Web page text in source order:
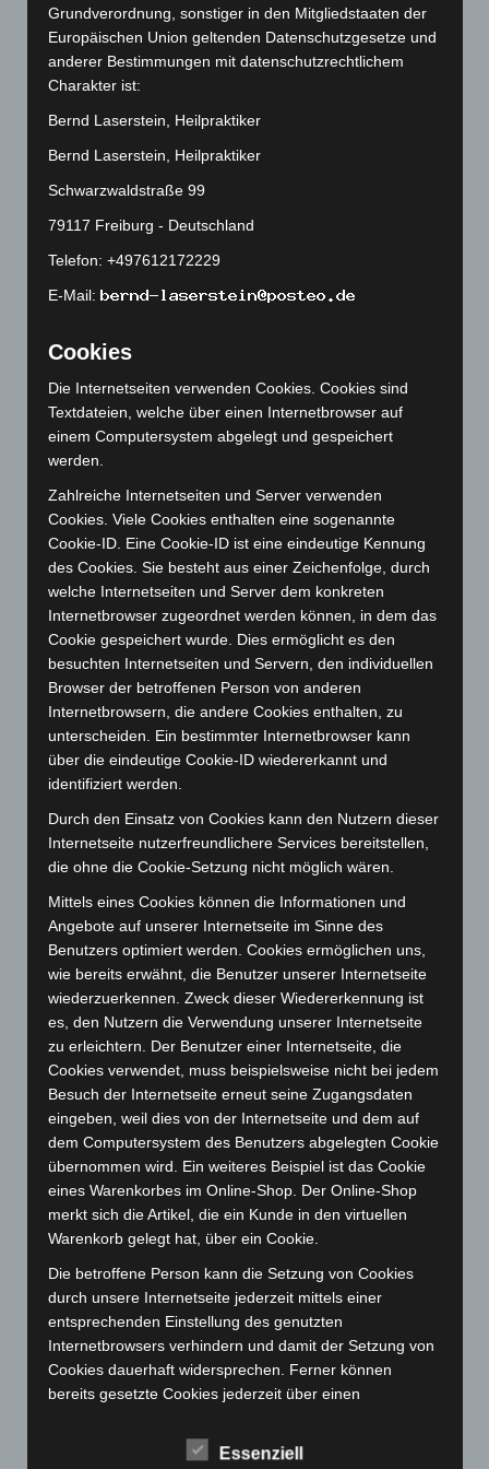
Dezember 2020
November 2020
September 2020
November 2019
Oktober 2019
August 2019
Juli 2019
Juni 2019
Februar 2019
Januar 2019
Dezember 2018
Oktober 2018
Juli 2018
Juni 2018
Mai 2018
April 2018
Februar 2018
Dezember 2017
November 2017
Abwehrmechanismen Achtsamkeit Berührung
Bindungstheorie Embodiment Empathie Entwicklung
Entwicklungspsychologie Epigenetik Erzählen
Klima Klimakrise
Kommunikation
Kriegsenkel Kriegsenkelgruppe
Körperorientierte Psychotherapie
Körperpsychotherapie Leiblichkeit
Mentalisierung
Mitgefühl Musik Neurobiologie
Neuroplastizität Phänomenologie Psyche Psychiatrie
Psychoanalyse Psychosomatik
Psychotherapie
Sprache Synchronie
Grundverordnung, sonstiger in den Mitgliedstaaten der
Europäischen Union geltenden Datenschutzgesetze und
anderer Bestimmungen mit datenschutzrechtlichem
Charakter ist:
Bernd Laserstein, Heilpraktiker
Bernd Laserstein, Heilpraktiker
Schwarzwaldstraße 99
79117 Freiburg - Deutschland
Telefon: +497612172229
E-Mail:
Cookies
Die Internetseiten verwenden Cookies. Cookies sind
Textdateien, welche über einen Internetbrowser auf
einem Computersystem abgelegt und gespeichert
werden.
Zahlreiche Internetseiten und Server verwenden
Cookies. Viele Cookies enthalten eine sogenannte
Cookie-ID. Eine Cookie-ID ist eine eindeutige Kennung
des Cookies. Sie besteht aus einer Zeichenfolge, durch
welche Internetseiten und Server dem konkreten
Internetbrowser zugeordnet werden können, in dem das
Cookie gespeichert wurde. Dies ermöglicht es den
besuchten Internetseiten und Servern, den individuellen
Browser der betroffenen Person von anderen
Internetbrowsern, die andere Cookies enthalten, zu
unterscheiden. Ein bestimmter Internetbrowser kann
über die eindeutige Cookie-ID wiedererkannt und
identifiziert werden.
Durch den Einsatz von Cookies kann den Nutzern dieser
Internetseite nutzerfreundlichere Services bereitstellen,
die ohne die Cookie-Setzung nicht möglich wären.
Mittels eines Cookies können die Informationen und
Angebote auf unserer Internetseite im Sinne des
Benutzers optimiert werden. Cookies ermöglichen uns,
wie bereits erwähnt, die Benutzer unserer Internetseite
wiederzuerkennen. Zweck dieser Wiedererkennung ist
es, den Nutzern die Verwendung unserer Internetseite
zu erleichtern. Der Benutzer einer Internetseite, die
Cookies verwendet, muss beispielsweise nicht bei jedem
Besuch der Internetseite erneut seine Zugangsdaten
eingeben, weil dies von der Internetseite und dem auf
dem Computersystem des Benutzers abgelegten Cookie
übernommen wird. Ein weiteres Beispiel ist das Cookie
eines Warenkorbes im Online-Shop. Der Online-Shop
merkt sich die Artikel, die ein Kunde in den virtuellen
Warenkorb gelegt hat, über ein Cookie.
Die betroffene Person kann die Setzung von Cookies
durch unsere Internetseite jederzeit mittels einer
entsprechenden Einstellung des genutzten
Internetbrowsers verhindern und damit der Setzung von
Cookies dauerhaft widersprechen. Ferner können
bereits gesetzte Cookies jederzeit über einen
gelöscht werden. Dies ist in allen gängigen
Essenziell